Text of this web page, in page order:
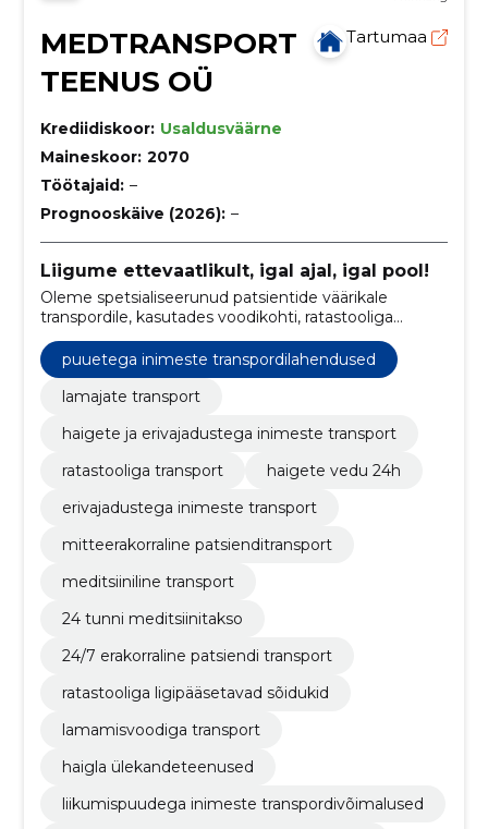
MEDTRANSPORT
TEENUS OÜ
Tartumaa
Krediidiskoor: Usaldusväärne
Maineskoor: 2070
Töötajaid: –
Prognooskäive (2026): –
Liigume ettevaatlikult, igal ajal, igal pool!
Oleme spetsialiseerunud patsientide väärikale
transpordile, kasutades voodikohti, ratastooliga
puuetega inimeste transpordilahendused
lamajate transport
haigete ja erivajadustega inimeste transport
ratastooliga transport
haigete vedu 24h
erivajadustega inimeste transport
mitteerakorraline patsienditransport
meditsiiniline transport
24 tunni meditsiinitakso
24/7 erakorraline patsiendi transport
ratastooliga ligipääsetavad sõidukid
lamamisvoodiga transport
haigla ülekandeteenused
liikumispuudega inimeste transpordivõimalused